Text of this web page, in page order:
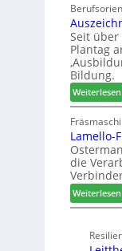
e
h
r
s
a
S
Seit über
Plantag
Bildung.
Weiterlesen:
z
i
c
Lamello-
die
Weiterlesen: